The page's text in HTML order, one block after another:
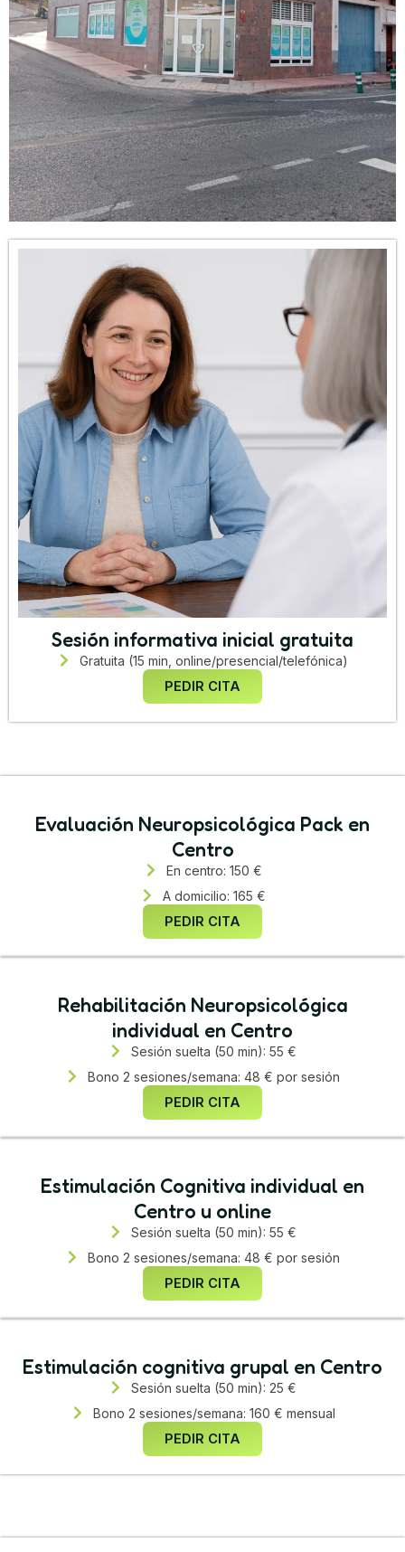
Sesión informativa inicial gratuita
Gratuita (15 min, online/presencial/telefónica)
PEDIR CITA
Evaluación Neuropsicológica Pack en
Centro
En centro: 150 €
A domicilio: 165 €
PEDIR CITA
Rehabilitación Neuropsicológica
individual en Centro
Sesión suelta (50 min): 55 €
Bono 2 sesiones/semana: 48 € por sesión
PEDIR CITA
Estimulación Cognitiva individual en
Centro u online
Sesión suelta (50 min): 55 €
Bono 2 sesiones/semana: 48 € por sesión
PEDIR CITA
Estimulación cognitiva grupal en Centro
Sesión suelta (50 min): 25 €
Bono 2 sesiones/semana: 160 € mensual
PEDIR CITA